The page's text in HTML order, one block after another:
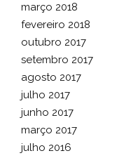
março 2018
fevereiro 2018
outubro 2017
setembro 2017
agosto 2017
julho 2017
junho 2017
março 2017
julho 2016